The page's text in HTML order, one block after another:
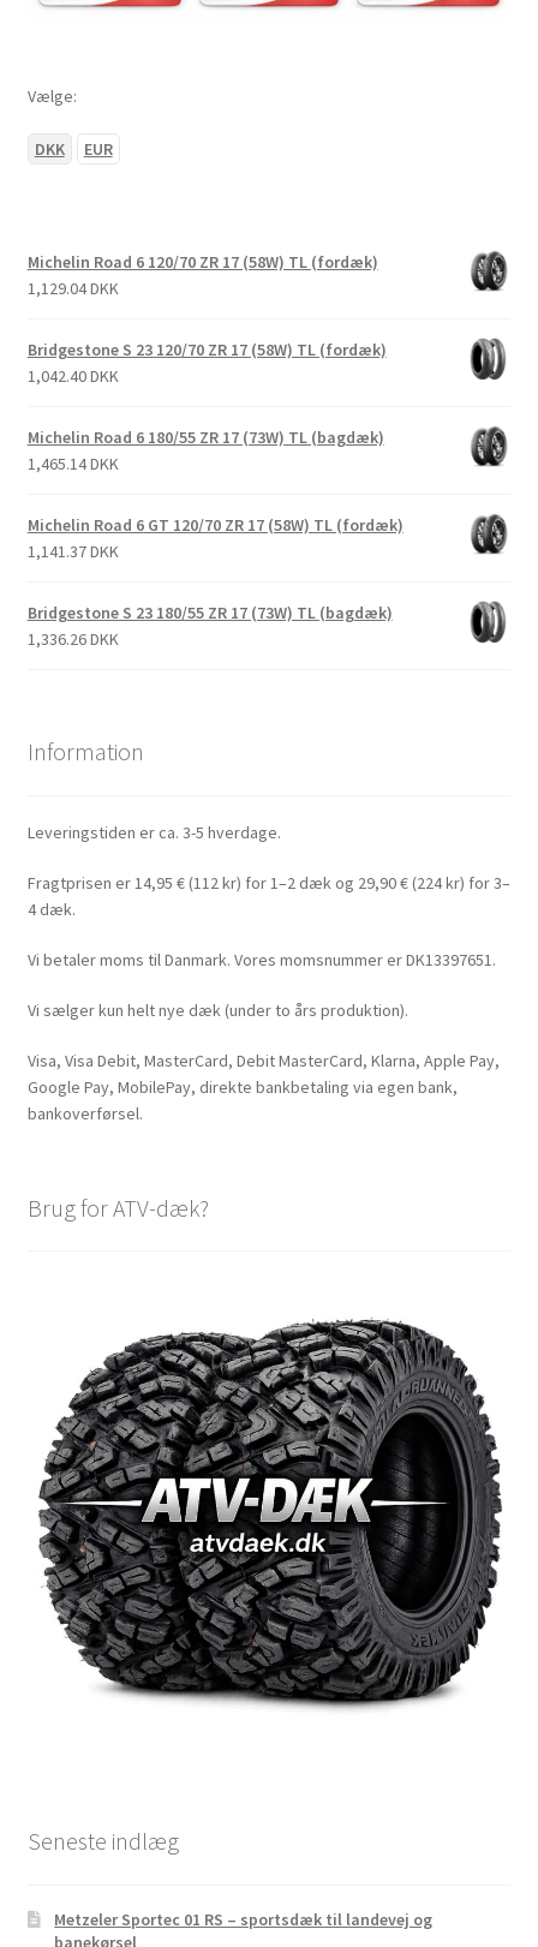
Vælge:
DKK EUR
Michelin Road 6 120/70 ZR 17 (58W) TL (fordæk)
1,129.04 DKK
Bridgestone S 23 120/70 ZR 17 (58W) TL (fordæk)
1,042.40 DKK
Michelin Road 6 180/55 ZR 17 (73W) TL (bagdæk)
1,465.14 DKK
Michelin Road 6 GT 120/70 ZR 17 (58W) TL (fordæk)
1,141.37 DKK
Bridgestone S 23 180/55 ZR 17 (73W) TL (bagdæk)
1,336.26 DKK
Information
Leveringstiden er ca. 3-5 hverdage.
Fragtprisen er 14,95 € (112 kr) for 1–2 dæk og 29,90 € (224 kr) for 3–
4 dæk.
Vi betaler moms til Danmark. Vores momsnummer er DK13397651.
Vi sælger kun helt nye dæk (under to års produktion).
Visa, Visa Debit, MasterCard, Debit MasterCard, Klarna, Apple Pay,
Google Pay, MobilePay, direkte bankbetaling via egen bank,
bankoverførsel.
Brug for ATV-dæk?
Seneste indlæg
Metzeler Sportec 01 RS – sportsdæk til landevej og